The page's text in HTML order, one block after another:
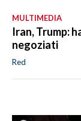
MULTIMEDIA
Iran, Trump:
negoziati
Red